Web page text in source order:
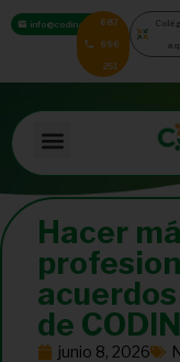
info@codinan.org687
996
251
Hacer
de
junio 8, 2026